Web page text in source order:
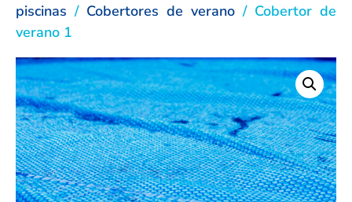
piscinas / Cobertores de verano / Cobertor de
verano 1